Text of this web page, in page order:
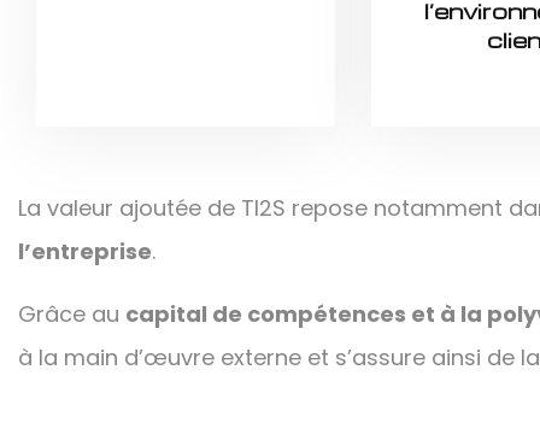
La valeur ajoutée de TI2S repose notamment
l’entreprise.
Grâce au capital de compétences et à la
à la main d’œuvre externe et s’assure ainsi de